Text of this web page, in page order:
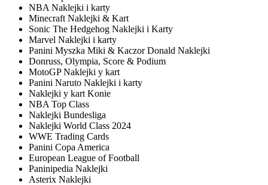
NBA Naklejki i karty
Minecraft Naklejki & Kart
Sonic The Hedgehog Naklejki i Karty
Marvel Naklejki i karty
Panini Myszka Miki & Kaczor Donald Naklejki
Donruss, Olympia, Score & Podium
MotoGP Naklejki y kart
Panini Naruto Naklejki i karty
Naklejki y kart Konie
NBA Top Class
Naklejki Bundesliga
Naklejki World Class 2024
WWE Trading Cards
Panini Copa America
European League of Football
Paninipedia Naklejki
Asterix Naklejki